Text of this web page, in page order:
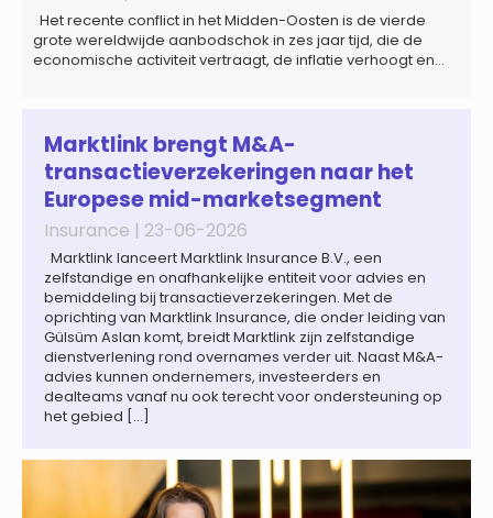
Het recente conflict in het Midden-Oosten is de vierde
grote wereldwijde aanbodschok in zes jaar tijd, die de
economische activiteit vertraagt, de inflatie verhoogt en
wereldwijd naar verwachting afnemen tot 1,3% in reële
termen in […]
Marktlink brengt M&A-
transactieverzekeringen naar het
Europese mid-marketsegment
Insurance | 23-06-2026
Marktlink lanceert Marktlink Insurance B.V., een
zelfstandige en onafhankelijke entiteit voor advies en
bemiddeling bij transactieverzekeringen. Met de
oprichting van Marktlink Insurance, die onder leiding van
Gülsüm Aslan komt, breidt Marktlink zijn zelfstandige
dienstverlening rond overnames verder uit. Naast M&A-
advies kunnen ondernemers, investeerders en
dealteams vanaf nu ook terecht voor ondersteuning op
het gebied […]